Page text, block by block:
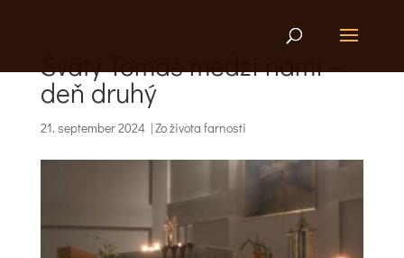
Svätý Tomáš medzi nami –
deň druhý
21. september 2024|Zo života farnosti